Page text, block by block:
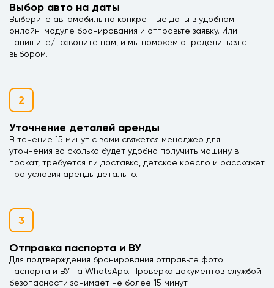
Выбор авто на даты
Выберите автомобиль на конкретные даты в удобном
онлайн-модуле бронирования и отправьте заявку. Или
напишите/позвоните нам, и мы поможем определиться с
выбором.
2
Уточнение деталей аренды
В течение 15 минут с вами свяжется менеджер для
уточнения во сколько будет удобно получить машину в
прокат, требуется ли доставка, детское кресло и расскажет
про условия аренды детально.
3
Отправка паспорта и ВУ
Для подтверждения бронирования отправьте фото
паспорта и ВУ на WhatsApp. Проверка документов службой
безопасности занимает не более 15 минут.